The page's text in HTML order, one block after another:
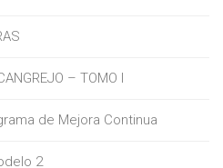
– TOMO I
de Mejora Continua
2